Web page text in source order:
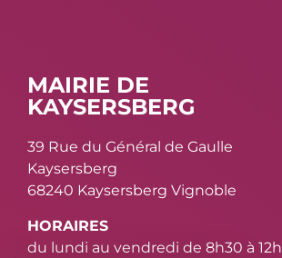
MAIRIE DE
KAYSERSBERG
39 Rue du Général de Gaulle
Kaysersberg
68240 Kaysersberg Vignoble
HORAIRES
du lundi au vendredi de 8h30 à 12h